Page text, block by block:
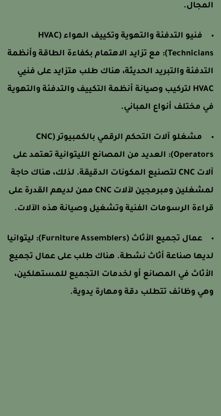
فنيو التدفئة والتهوية وتكييف الهواء (HVAC
مع تزايد الاهتمام بكفاءة الطاقة وأنظمة
والتبريد الحديثة، هناك طلب متزايد على فنيي
HVAC لتركيب وصيانة أنظمة التكييف والتدفئة والتهوية
مختلف أنواع المباني.
مشغلو آلات التحكم الرقمي بالكمبيوتر (CNC
العديد من المصانع الليتوانية تعتمد على
آلات CNC لتصنيع المكونات الدقيقة. لذلك، هناك حاجة
لمشغلين ومبرمجين لآلات CNC ممن لديهم القدرة على
الرسومات الفنية وتشغيل وصيانة هذه الآلات.
عمال تجميع الأثاث (Furniture Assemblers):
ليتوانيا
صناعة أثاث نشطة. هناك طلب على عمال تجميع
في المصانع أو لخدمات التجميع للمستهلكين،
وظائف تتطلب دقة ومهارة يدوية.